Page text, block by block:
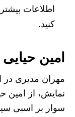
اطلاعات
کنید.
امین
مهران مدیری در
نمایش، از امین
سوار بر اسبی